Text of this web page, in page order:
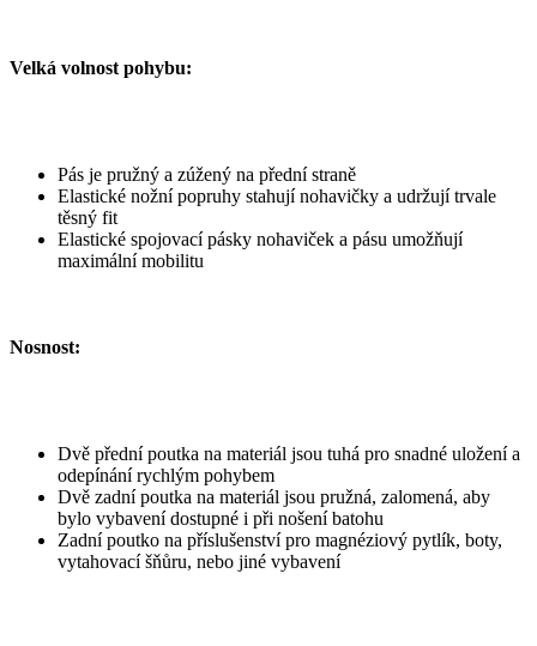
Velká volnost pohybu:
Pás je pružný a zúžený na přední straně
Elastické nožní popruhy stahují nohavičky a udržují trvale
těsný fit
Elastické spojovací pásky nohaviček a pásu umožňují
maximální mobilitu
Nosnost:
Dvě přední poutka na materiál jsou tuhá pro snadné uložení a
odepínání rychlým pohybem
Dvě zadní poutka na materiál jsou pružná, zalomená, aby
bylo vybavení dostupné i při nošení batohu
Zadní poutko na příslušenství pro magnéziový pytlík, boty,
vytahovací šňůru, nebo jiné vybavení